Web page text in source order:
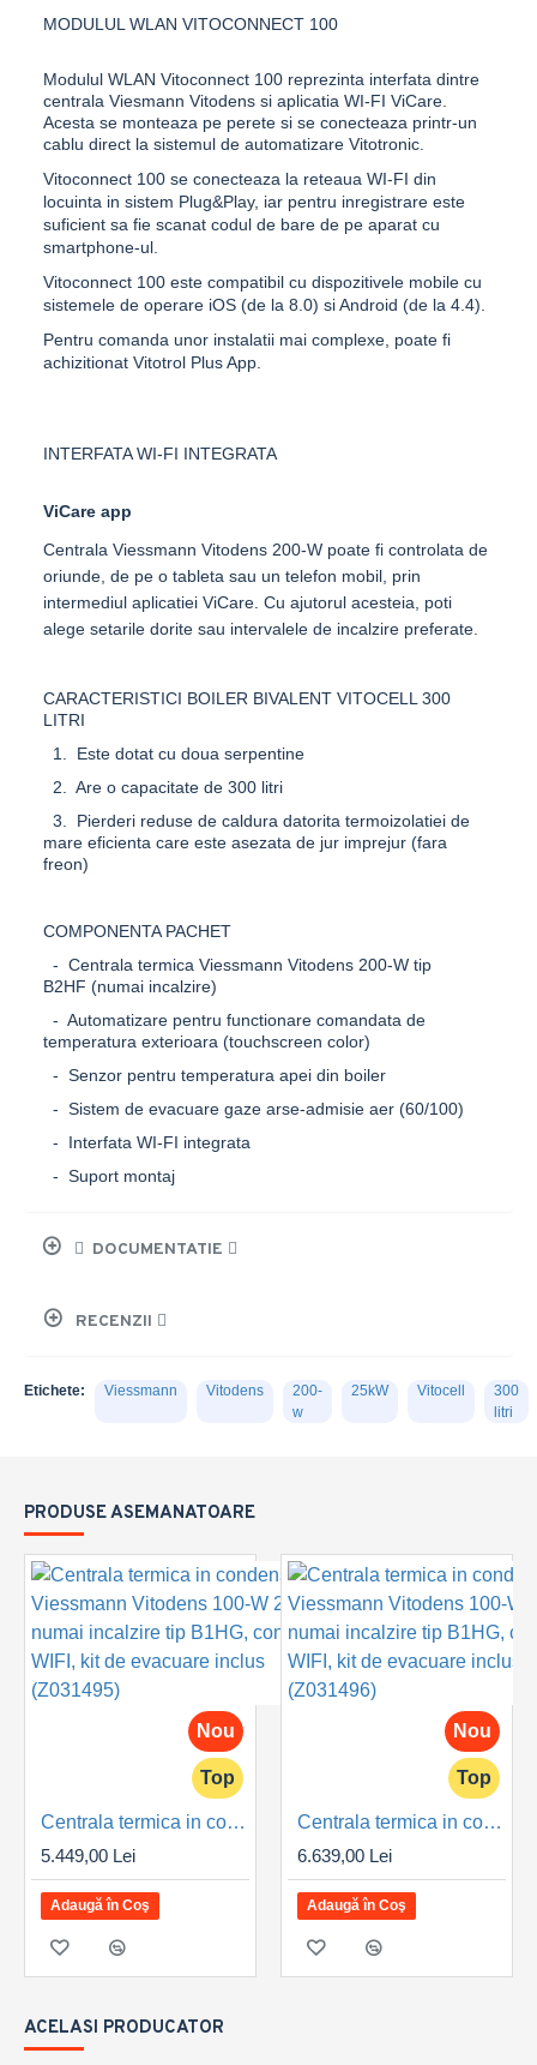
MODULUL WLAN VITOCONNECT 100
Modulul WLAN Vitoconnect 100 reprezinta interfata dintre
centrala Viesmann Vitodens si aplicatia WI-FI ViCare
Acesta se monteaza pe perete si se conecteaza printr-un
cablu direct la sistemul de automatizare Vitotronic.
Vitoconnect 100 se conecteaza la reteaua WI-FI din
locuinta in sistem Plug&Play, iar pentru inregistrare este
suficient sa fie scanat codul de bare de pe aparat cu
smartphone-ul.
Vitoconnect 100 este compatibil cu dispozitivele mobile cu
sistemele de operare iOS (de la 8.0) si Android (de la 4.4).
Pentru comanda unor instalatii mai complexe, poate fi
achizitionat Vitotrol Plus App
INTERFATA WI-FI INTEGRATA
ViCare app
Centrala Viessmann Vitodens 200-W poate fi controlata de
oriunde, de pe o tableta sau un telefon mobil, prin
intermediul aplicatiei ViCare . Cu ajutorul acesteia, poti
alege setarile dorite sau intervalele de incalzire preferate.
CARACTERISTICI BOILER BIVALENT VITOCELL 300
LITRI
1. Este dotat cu doua serpentine
2. Are o capacitate de 300 litri
3. Pierderi reduse de caldura datorita termoizolatiei de
mare eficienta care este asezata de jur imprejur (fara
freon)
COMPONENTA PACHET
- Centrala termica Viessmann Vitodens 200-W tip
B2HF (numai incalzire)
- Automatizare pentru functionare comandata de
temperatura exterioara (touchscreen color)
- Senzor pentru temperatura apei din boiler
- Sistem de evacuare gaze arse-admisie aer (60/100)
- Interfata WI-FI integrata
- Suport montaj
DOCUMENTATIE
RECENZII
Etichete: Viessmann Vitodens
200-
w
25kW Vitocell
300
litri
PRODUSE ASEMANATOARE
Nou
Top
Centrala termica in condensare Viessmann Vitodens 100-W 25 kW, numai incalzire tip B1HG, control WIFI, kit de evacuare inclus (Z031495)
5.449,00 Lei
Adaugă în Coş
Nou
Top
Centrala termica in condensare Viessmann Vitodens 100-W 32 kW, numai incalzire tip B1HG, control WIFI, kit de evacuare inclus (Z031496)
6.639,00 Lei
Adaugă în Coş
ACELASI PRODUCATOR